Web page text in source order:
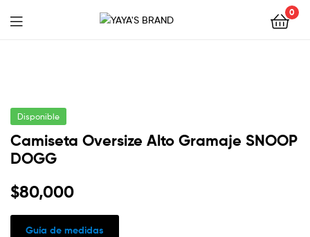
0
Disponible
Camiseta Oversize Alto Gramaje SNOOP
DOGG
$80,000
Guía de medidas